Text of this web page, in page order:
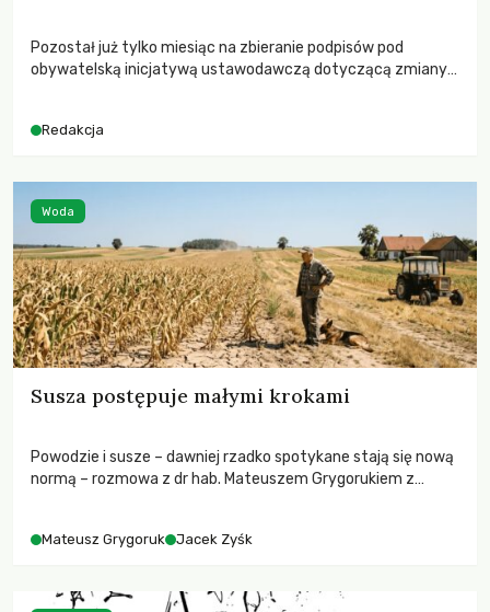
Pozostał już tylko miesiąc na zbieranie podpisów pod
obywatelską inicjatywą ustawodawczą dotyczącą zmiany
niezwykle korzystne rozwiązania dla przyrody i zwierząt,
funkcjonowania łowiectwa w Polsce.
Redakcja
Susza postępuje małymi krokami
Powodzie i susze – dawniej rzadko spotykane stają się nową
normą – rozmowa z dr hab. Mateuszem Grygorukiem z
Mateusz Grygoruk Jacek Zyśk
Woda